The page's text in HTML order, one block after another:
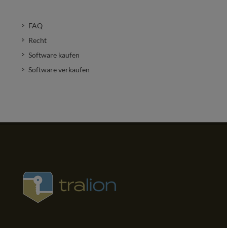
FAQ
Recht
Software kaufen
Software verkaufen